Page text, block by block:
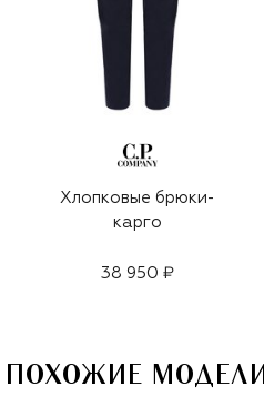
Хлопковые брюки-
карго
38 950 ₽
ПОХОЖИЕ МОДЕЛИ